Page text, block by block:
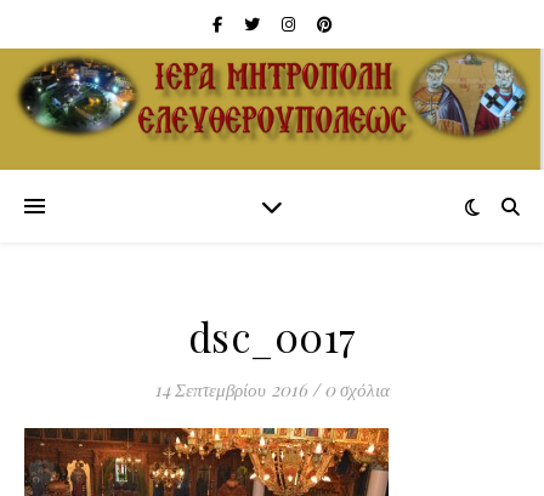
dsc_0017
14 Σεπτεμβρίου 2016 / 0 σχόλια